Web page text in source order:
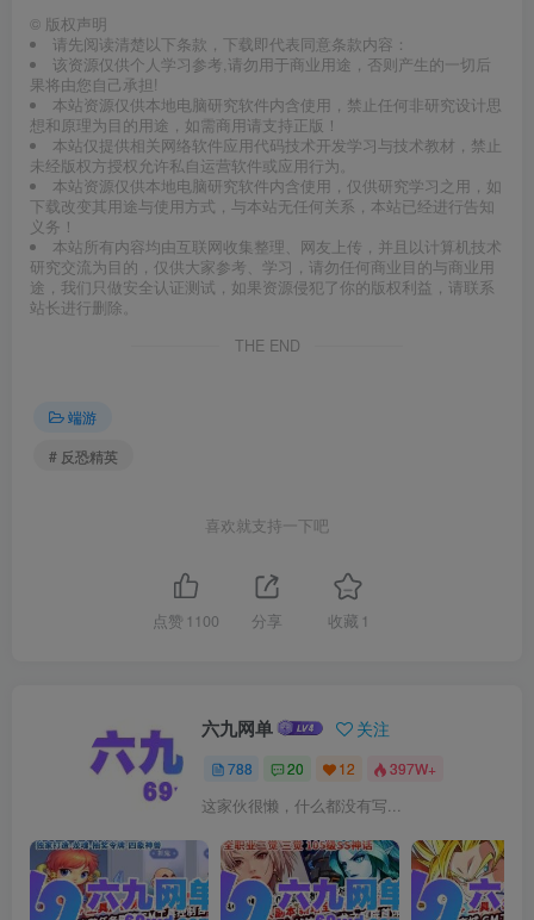
© 版权声明
请先阅读清楚以下条款，下载即代表同意条款内容：
该资源仅供个人学习参考,请勿用于商业用途，否则产生的一切后
果将由您自己承担!
本站资源仅供本地电脑研究软件内含使用，禁止任何非研究设计思
想和原理为目的用途，如需商用请支持正版！
本站仅提供相关网络软件应用代码技术开发学习与技术教材，禁止
未经版权方授权允许私自运营软件或应用行为。
本站资源仅供本地电脑研究软件内含使用，仅供研究学习之用，如
下载改变其用途与使用方式，与本站无任何关系，本站已经进行告知
义务！
本站所有内容均由互联网收集整理、网友上传，并且以计算机技术
研究交流为目的，仅供大家参考、学习，请勿任何商业目的与商业用
途，我们只做安全认证测试，如果资源侵犯了你的版权利益，请联系
站长进行删除。
THE END
端游
# 反恐精英
喜欢就支持一下吧
点赞 1100 分享 收藏 1
六九网单 关注
788 20 12 397W+
这家伙很懒，什么都没有写...